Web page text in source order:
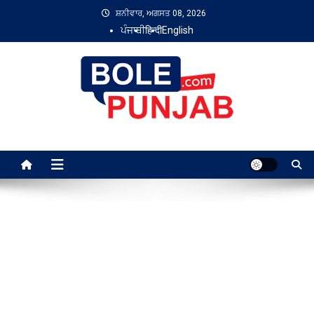
content
ਸ਼ਨੀਵਾਰ, ਅਗਸਤ 08, 2026
ਪੰਜਾਬੀहिन्दीEnglish